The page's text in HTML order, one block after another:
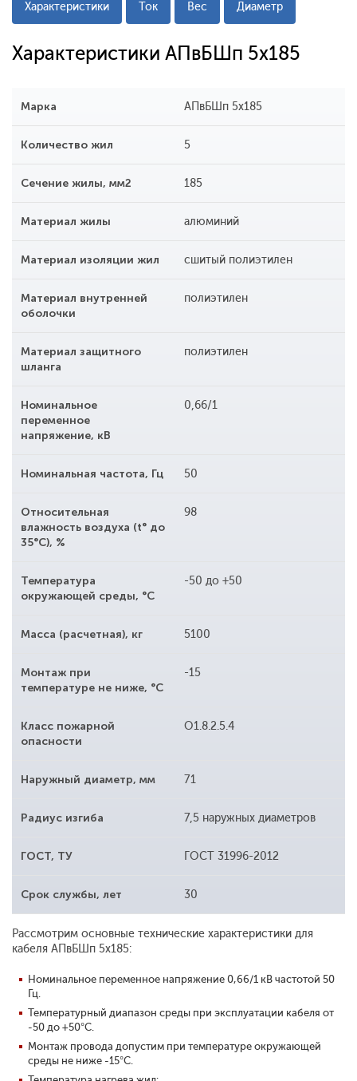
Характеристики Ток Вес Диаметр
Характеристики АПвБШп 5x185
Марка АПвБШп 5x185
Количество жил 5
Сечение жилы, мм2 185
Материал жилы алюминий
Материал изоляции жил сшитый полиэтилен
Материал внутренней
оболочки
полиэтилен
Материал защитного
шланга
полиэтилен
Номинальное
переменное
напряжение, кВ
0,66/1
Номинальная частота, Гц 50
Относительная
влажность воздуха (t° до
35°С), %
98
Температура
окружающей среды, °С
-50 до +50
Масса (расчетная), кг 5100
Монтаж при
температуре не ниже, °С
-15
Класс пожарной
опасности
O1.8.2.5.4
Наружный диаметр, мм 71
Радиус изгиба 7,5 наружных диаметров
ГОСТ, ТУ ГОСТ 31996-2012
Срок службы, лет 30
Рассмотрим основные технические характеристики для
кабеля АПвБШп 5x185:
Номинальное переменное напряжение 0,66/1 кВ частотой 50
Гц.
Температурный диапазон среды при эксплуатации кабеля от
-50 до +50°С.
Монтаж провода допустим при температуре окружающей
среды не ниже -15°С.